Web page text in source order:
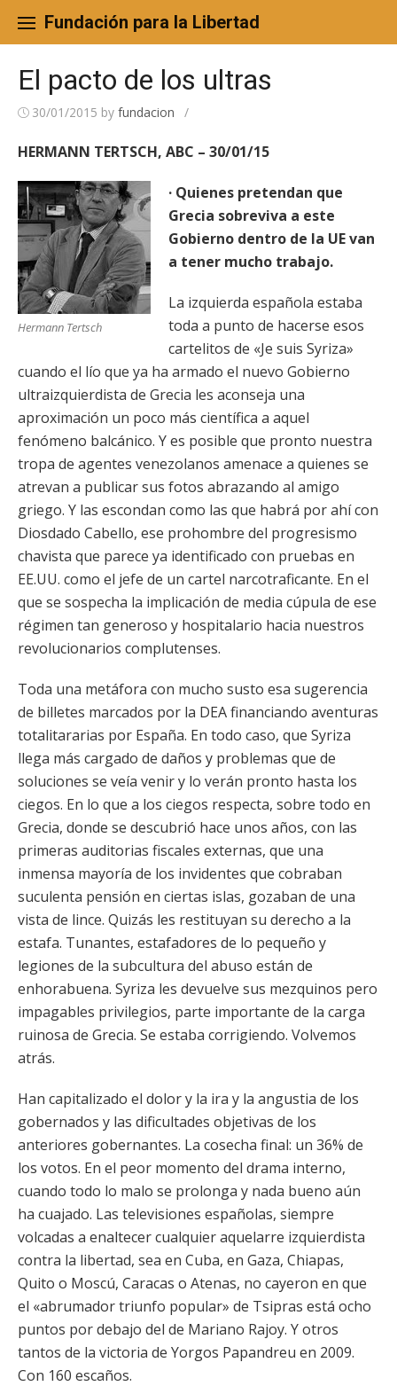
content
Fundación para la Libertad
El pacto de los ultras
30/01/2015 by fundacion /
HERMANN TERTSCH, ABC – 30/01/15
Hermann Tertsch
· Quienes pretendan que
Grecia sobreviva a este
Gobierno dentro de la UE van
a tener mucho trabajo.
La izquierda española estaba
toda a punto de hacerse esos
cartelitos de «Je suis Syriza»
cuando el lío que ya ha armado el nuevo Gobierno
ultraizquierdista de Grecia les aconseja una
aproximación un poco más científica a aquel
fenómeno balcánico. Y es posible que pronto nuestra
tropa de agentes venezolanos amenace a quienes se
atrevan a publicar sus fotos abrazando al amigo
griego. Y las escondan como las que habrá por ahí con
Diosdado Cabello, ese prohombre del progresismo
chavista que parece ya identificado con pruebas en
EE.UU. como el jefe de un cartel narcotraficante. En el
que se sospecha la implicación de media cúpula de ese
régimen tan generoso y hospitalario hacia nuestros
revolucionarios complutenses.
Toda una metáfora con mucho susto esa sugerencia
de billetes marcados por la DEA financiando aventuras
totalitararias por España. En todo caso, que Syriza
llega más cargado de daños y problemas que de
soluciones se veía venir y lo verán pronto hasta los
ciegos. En lo que a los ciegos respecta, sobre todo en
Grecia, donde se descubrió hace unos años, con las
primeras auditorias fiscales externas, que una
inmensa mayoría de los invidentes que cobraban
suculenta pensión en ciertas islas, gozaban de una
vista de lince. Quizás les restituyan su derecho a la
estafa. Tunantes, estafadores de lo pequeño y
legiones de la subcultura del abuso están de
enhorabuena. Syriza les devuelve sus mezquinos pero
impagables privilegios, parte importante de la carga
ruinosa de Grecia. Se estaba corrigiendo. Volvemos
atrás.
Han capitalizado el dolor y la ira y la angustia de los
gobernados y las dificultades objetivas de los
anteriores gobernantes. La cosecha final: un 36% de
los votos. En el peor momento del drama interno,
cuando todo lo malo se prolonga y nada bueno aún
ha cuajado. Las televisiones españolas, siempre
volcadas a enaltecer cualquier aquelarre izquierdista
contra la libertad, sea en Cuba, en Gaza, Chiapas,
Quito o Moscú, Caracas o Atenas, no cayeron en que
el «abrumador triunfo popular» de Tsipras está ocho
puntos por debajo del de Mariano Rajoy. Y otros
tantos de la victoria de Yorgos Papandreu en 2009.
Con 160 escaños.